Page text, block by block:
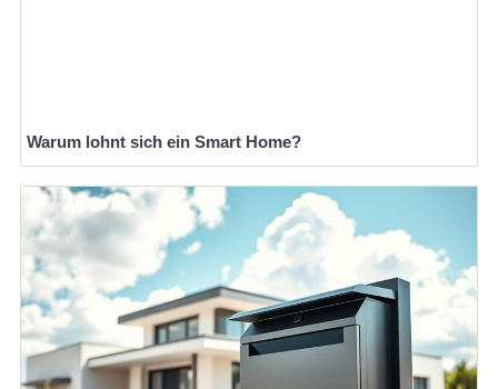
Warum lohnt sich ein Smart Home?